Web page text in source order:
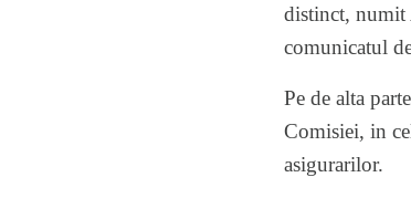
distinct, numit
comunicatul
Pe de alta
Comisiei, in
asigurarilor.